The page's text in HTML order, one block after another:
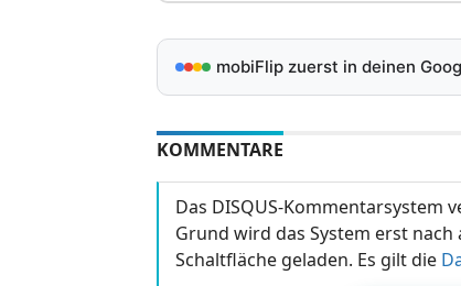
mobiFlip zuerst in deinen
KOMMENTARE
Das DISQUS-Kommentarsystem
Grund wird das System erst
Schaltfläche geladen. Es gilt die